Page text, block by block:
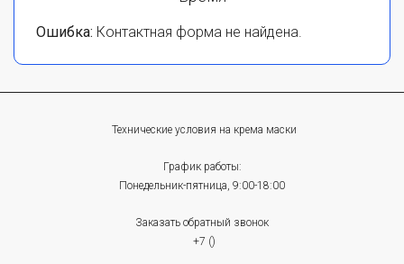
Ошибка: Контактная форма не найдена.
Технические условия на крема маски
График работы:
Понедельник-пятница, 9:00-18:00
Заказать обратный звонок
+7 ()